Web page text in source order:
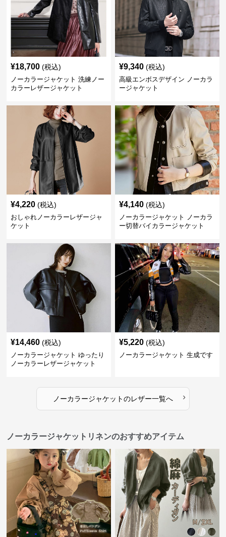
¥18,700 (税込)
ノーカラージャケット 洗練ノー
カラーレザージャケット
¥9,340 (税込)
高級エンボスデザイン ノーカラ
ージャケット
¥4,220 (税込)
おしゃれノーカラーレザージャ
ケット
¥4,140 (税込)
ノーカラージャケット ノーカラ
ー切替バイカラージャケット
¥14,460 (税込)
ノーカラージャケット ゆったり
ノーカラーレザージャケット
¥5,220 (税込)
ノーカラージャケット 生成です
ノーカラージャケットのレザー一覧へ ›
ノーカラージャケットリネンのおすすめアイテム